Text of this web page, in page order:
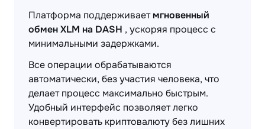
Платформа поддерживаетмгновенный
обмен XLM на DASH , ускоряя процесс с
минимальными задержками.
Все операции обрабатываются
автоматически, без участия человека, что
делает процесс максимально быстрым.
Удобный интерфейс позволяет легко
конвертировать криптовалюту без лишних